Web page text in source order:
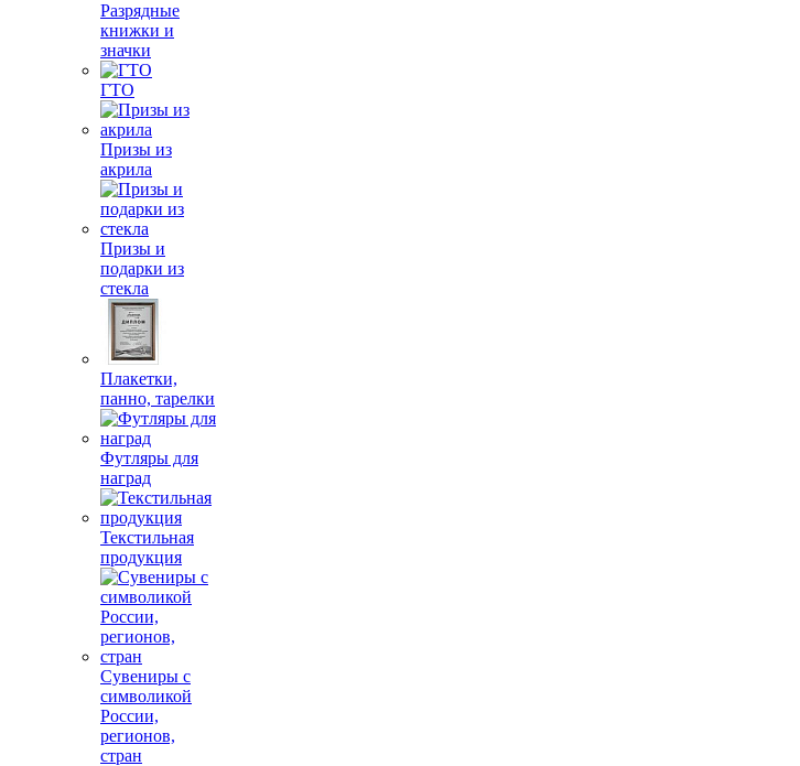
Разрядные
книжки и
значки
ГТО
Призы из
акрила
Призы и
подарки из
стекла
Плакетки,
панно, тарелки
Футляры для
наград
Текстильная
продукция
Сувениры с
символикой
России,
регионов,
стран